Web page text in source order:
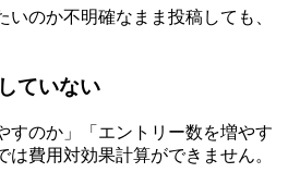
いのか不明確なまま投稿しても、
ていない
すのか」「エントリー数を増やす
は費用対効果計算ができません。